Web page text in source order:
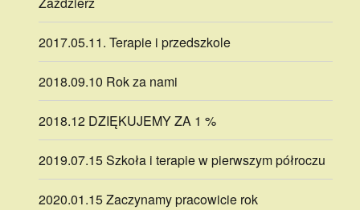
2017.05.11. Terapie i przedszkole
2018.09.10 Rok za nami
2018.12 DZIĘKUJEMY ZA 1 %
2019.07.15 Szkoła i terapie w pierwszym półroczu
2020.01.15 Zaczynamy pracowicie rok